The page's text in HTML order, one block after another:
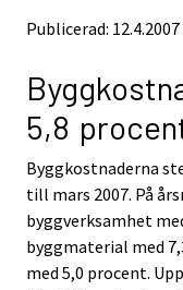
Publicerad: 12.4.2007
5,8
Byggkostnaderna
till mars 2007. På
byggverksamhet
byggmaterial med
med 5,0 procent.